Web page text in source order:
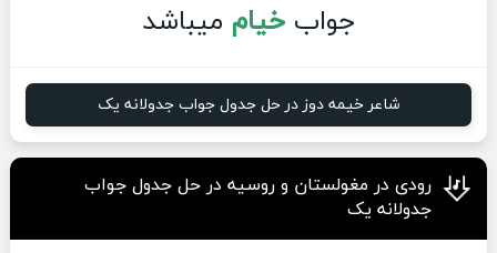
جوابخیام میباشد
شاعر خیمه دوز در حل جدول جواب جدولانه یک
رودی در مغولستان و روسیه در حل جدول جواب
جدولانه یک